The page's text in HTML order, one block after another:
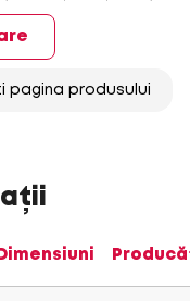
pagina produsului
Dimensiuni